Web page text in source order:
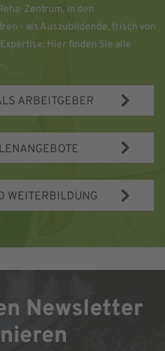
Zentrum, in den
- als Auszubildende, frisch von
Hier finden Sie alle
ARBEITGEBER
WEITERBILDUNG
Newsletter